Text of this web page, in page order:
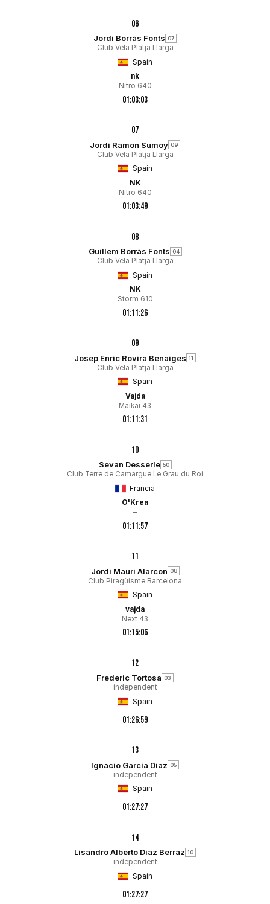
06
Jordi Borràs Fonts 07
Club Vela Platja Llarga
Spain
nk
Nitro 640
01:03:03
07
Jordi Ramon Sumoy 09
Club Vela Platja Llarga
Spain
NK
Nitro 640
01:03:49
08
Guillem Borràs Fonts 04
Club Vela Platja Llarga
Spain
NK
Storm 610
01:11:26
09
Josep Enric Rovira Benaiges 11
Club Vela Platja Llarga
Spain
Vajda
Maikai 43
01:11:31
10
Sevan Desserle 50
Club Terre de Camargue Le Grau du Roi
Francia
O'Krea
–
01:11:57
11
Jordi Mauri Alarcon 08
Club Piragüisme Barcelona
Spain
vajda
Next 43
01:15:06
12
Frederic Tortosa 03
independent
Spain
01:26:59
13
Ignacio García Diaz 05
independent
Spain
01:27:27
14
Lisandro Alberto Diaz Berraz 10
independent
Spain
01:27:27